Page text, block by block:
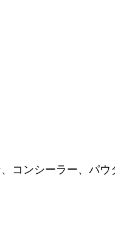
コンシーラー、パウ